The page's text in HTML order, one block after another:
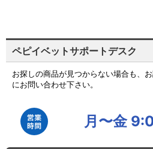
ペピイベットサポートデスク
お探しの商品が見つからない場合も、
にお問い合わせ下さい。
月〜金